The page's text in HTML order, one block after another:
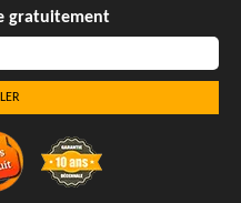
gratuitement